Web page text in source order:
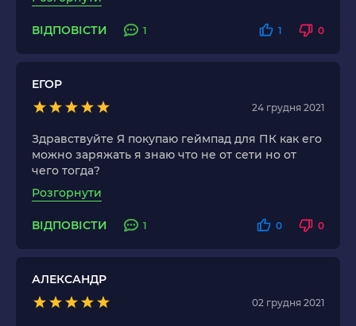
ВІДПОВІСТИ 1 1 0
ЕГОР
24 грудня 2021
Здравствуйте Я покупаю геймпад для ПК как его
можно заряжать я знаю что не от сети но от
чего тогда?
Розгорнути
ВІДПОВІСТИ 1 0 0
АЛЕКСАНДР
02 грудня 2021